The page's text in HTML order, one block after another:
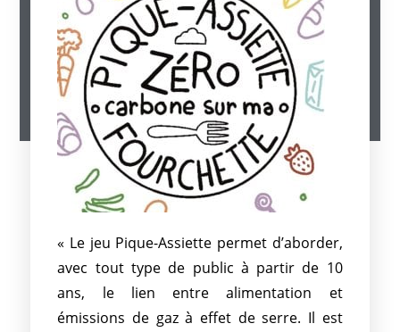
« Le jeu Pique-Assiette permet d’aborder,
avec tout type de public à partir de 10
ans, le lien entre alimentation et
émissions de gaz à effet de serre. Il est